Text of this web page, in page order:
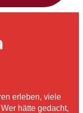
erleben, viele
hätte gedacht,